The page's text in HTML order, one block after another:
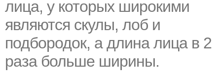
лица, у которых широкими
являются скулы, лоб и
подбородок, а длина лица в 2
раза больше ширины.